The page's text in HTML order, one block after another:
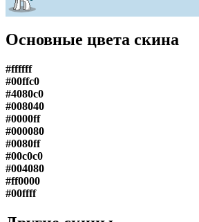
Основные цвета скина
#ffffff
#00ffc0
#4080c0
#008040
#0000ff
#000080
#0080ff
#00c0c0
#004080
#ff0000
#00ffff